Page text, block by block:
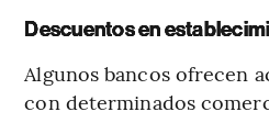
Descuentos en
Algunos bancos ofrecen
con determinados